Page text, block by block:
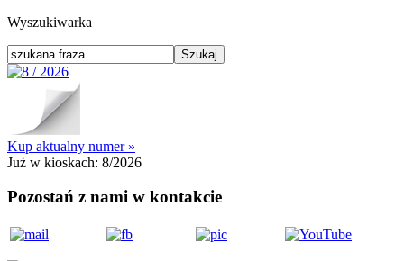
Wyszukiwarka
Kup aktualny numer »
Już w kioskach: 8/2026
Pozostań z nami w kontakcie